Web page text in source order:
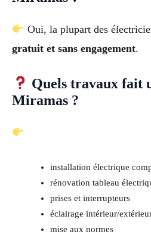
Oui, la plupart des
gratuit et sans engagement.
Quels travaux fait
Miramas ?
installation électrique
rénovation tableau
prises et interrupteurs
éclairage intérieur/
mise aux normes